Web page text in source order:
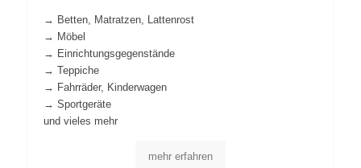
→ Betten, Matratzen, Lattenrost
→ Möbel
→ Einrichtungsgegenstände
→ Teppiche
→ Fahrräder, Kinderwagen
→ Sportgeräte
und vieles mehr
mehr erfahren